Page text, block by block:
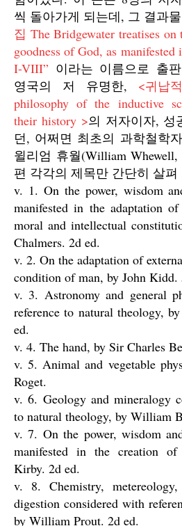
씩 돌아가게 되는데, 그 결과
집 The Bridgewater treatises on
goodness of God, as
I-VIII” 이라는 이름으로 출
영국의 저 유명한, <귀납
philosophy of the inductive
their history >의 저자이자, 성
던, 어쩌면 최초의 과학철학
윌리엄 휴월(William
편 각각의 제목만 간단히 살
v. 1. On the power, wisdom
manifested in the adaptation
moral and intellectual
Chalmers. 2d ed.
v. 2. On the adaptation of
condition of man, by John Kidd.
v. 3. Astronomy and general
reference to natural theology,
ed.
v. 4. The hand, by Sir Charles
v. 5. Animal and vegetable
Roget.
v. 6. Geology and mineralogy
to natural theology, by William
v. 7. On the power, wisdom
manifested in the creation
Kirby. 2d ed.
v. 8. Chemistry,
digestion considered with
by William Prout. 2d ed.